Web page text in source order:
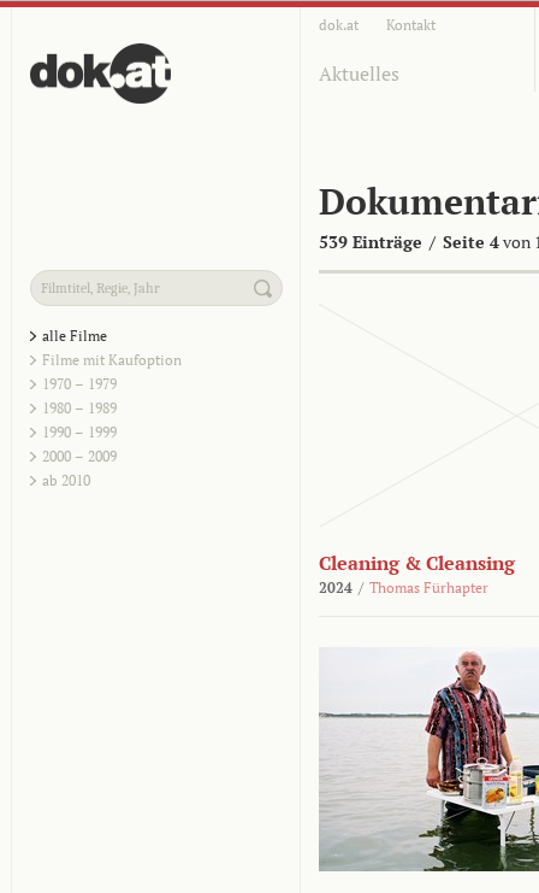
dok.at Kontakt
Aktuelles
539 Einträge / Seite 4von
alle Filme
Filme mit Kaufoption
1970 – 1979
1980 – 1989
1990 – 1999
2000 – 2009
ab 2010
Cleaning & Cleansing
2024 / Thomas Fürhapter